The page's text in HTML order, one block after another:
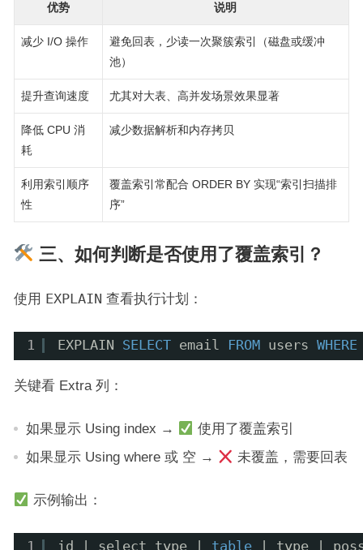
优势 说明
减少 I/O 操作
避免回表，少读一次聚簇索引（磁盘或缓冲
池）
提升查询速度 尤其对大表、高并发场景效果显著
降低 CPU 消
耗
减少数据解析和内存拷贝
利用索引顺序
性
覆盖索引常配合 ORDER BY 实现“索引扫描排
序”
三、如何判断是否使用了覆盖索引？
使用 EXPLAIN 查看执行计划：
1 EXPLAIN SELECT email FROM users WHERE
关键看 Extra 列：
如果显示 Using index →
使用了覆盖索引
如果显示 Using where 或 空 →
未覆盖，需要回表
示例输出：
1 id | select_type | table | type |